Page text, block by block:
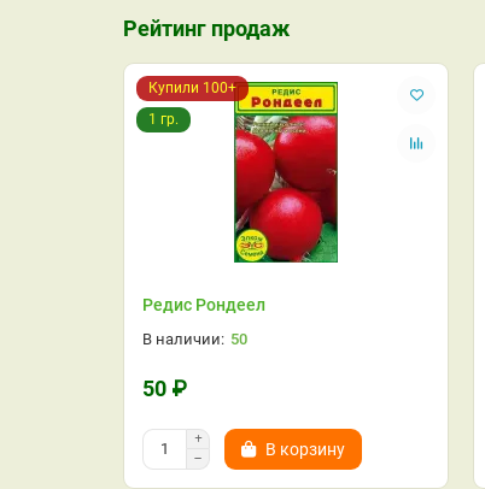
Рейтинг продаж
Купили 100+
1 гр.
Редис Рондеел
50
50 ₽
В корзину